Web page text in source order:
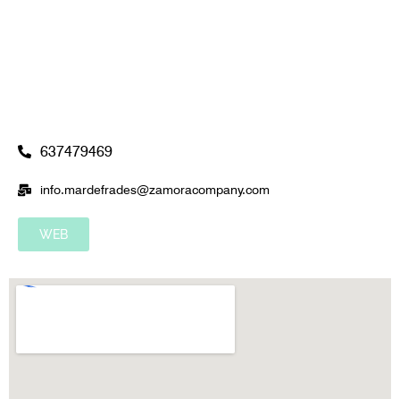
637479469
info.mardefrades@zamoracompany.com
WEB